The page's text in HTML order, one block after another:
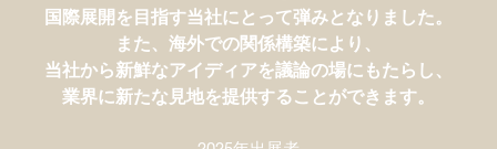
す。
端的に言えば、すべてが当社のシンクタンクとしての事
業に不可欠なものです。
2025年来場者
国際展開を目指す当社にとって弾みとなりました。
また、海外での関係構築により、
当社から新鮮なアイディアを議論の場にもたらし、
業界に新たな見地を提供することができます。